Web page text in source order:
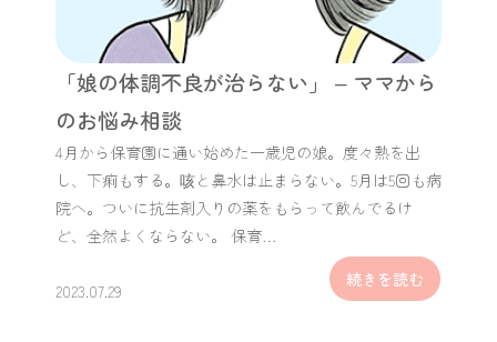
「娘の体調不良が治らない」 – ママから
のお悩み相談
4月から保育園に通い始めた一歳児の娘。度々熱を出
し、下痢もする。咳と鼻水は止まらない。5月は5回も病
院へ。ついに抗生剤入りの薬をもらって飲んでるけ
ど、全然よくならない。 保育…
2023.07.29
続きを読む